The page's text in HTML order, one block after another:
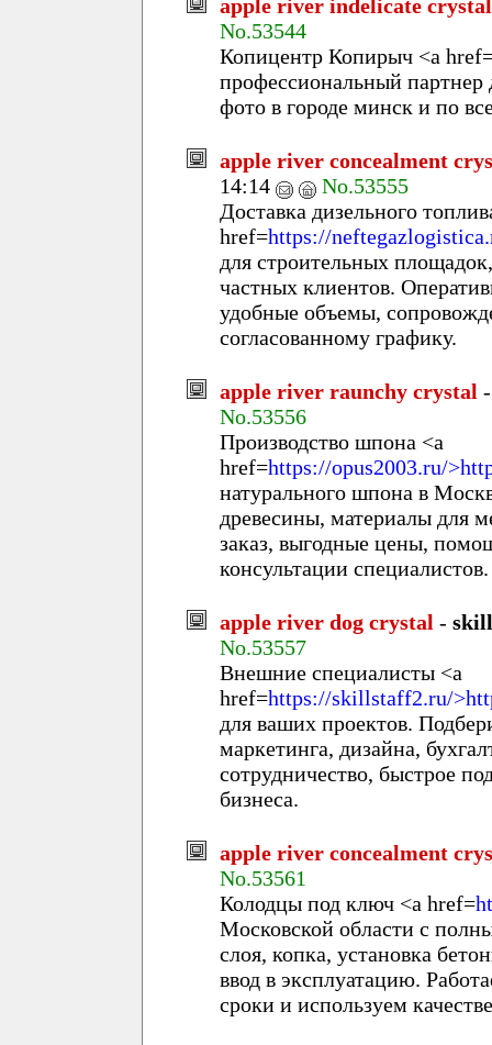
apple river indelicate crystal
No.53544
Копицентр Копирыч <a
профессиональный партнер
фото в городе минск и по
apple river concealment
14:14
No.53555
Доставка дизельного
href=https://
для строительных
частных клиентов.
удобные объемы,
согласованному графику.
apple river raunchy crystal
No.53556
Производство шпона <a
href=https://opus2003.ru/
натурального шпона в
древесины, материалы для
заказ, выгодные цены,
консультации специалистов.
apple river dog crystal -
No.53557
Внешние специалисты <a
href=https://skillstaff2.ru/
для ваших проектов.
маркетинга, дизайна,
сотрудничество, быстрое
бизнеса.
apple river concealment
No.53561
Колодцы под ключ <a href=
Московской области с
слоя, копка, установка
ввод в эксплуатацию.
сроки и используем